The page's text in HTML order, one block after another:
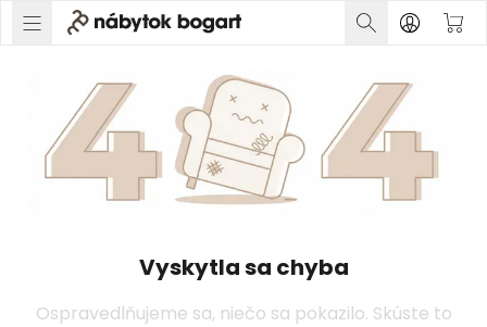
Vyskytla sa chyba
Ospravedlňujeme sa, niečo sa pokazilo. Skúste to